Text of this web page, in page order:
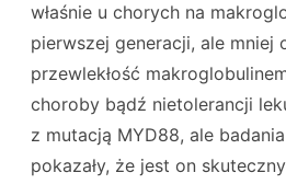
właśnie u chorych na
pierwszej generacji, ale
przewlekłość
choroby bądź nietolerancji
z mutacją MYD88, ale
pokazały, że jest on